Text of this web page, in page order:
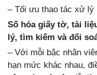
– Tối ưu thao tác xử lý
Số hóa giấy tờ, tài
lý, tìm kiếm và đối
– Với mỗi bậc nhân
hạn mức khác nhau,